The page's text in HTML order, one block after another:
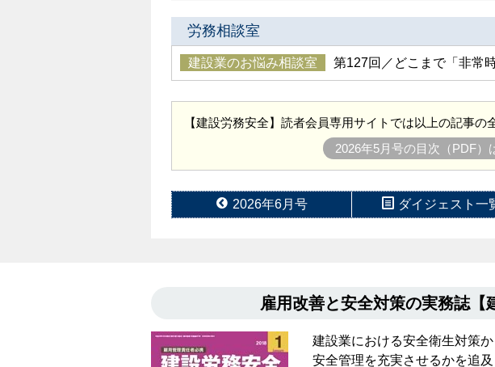
労務相談室
建設業のお悩み相談室 第127回／どこまで「非常
【建設労務安全】読者会員専用サイトでは以上の記事の
2026年5月号の目次（PDF）
2026年6月号 ダイジェスト一
雇用改善と安全対策の実務
建設業における安全衛生対策
安全管理を充実させるかを追